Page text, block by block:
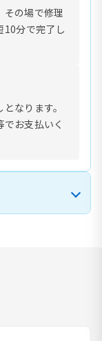
その場で修理
10分で完了し
なります。
お支払いく